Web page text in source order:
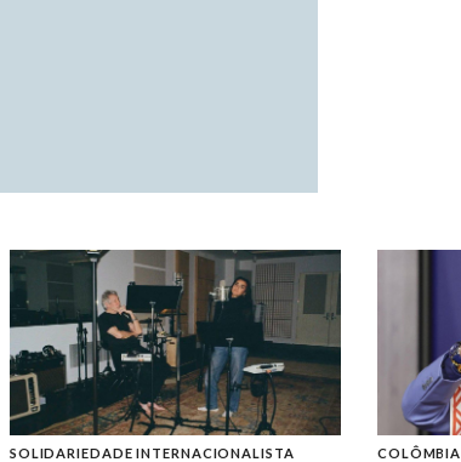
SOLIDARIEDADE INTERNACIONALISTA COLÔMBIA